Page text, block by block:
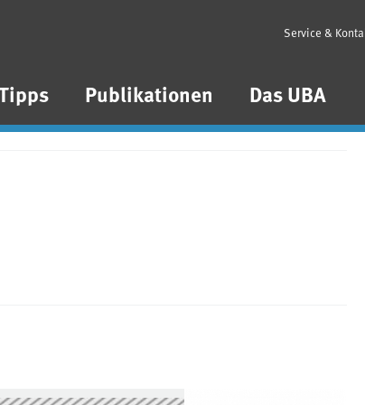
Publikationen Das UBA
Service &